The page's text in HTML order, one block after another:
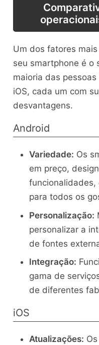
Um dos fatores
seu smartphone é o
maioria das
iOS, cada um com
desvantagens.
Android
Variedade: Os
em preço,
funcionalidades,
para todos os
Personalização:
personalizar a
de fontes
Integração:
gama de
de diferentes
iOS
Atualizações: